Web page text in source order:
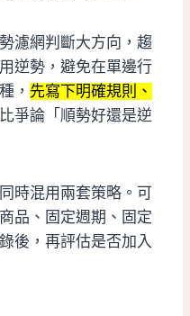
濾網判斷大方向，趨
逆勢，避免在單邊行
， 先寫下明確規則、
比爭論「順勢好還是逆
時混用兩套策略。可
品、固定週期、固定
後，再評估是否加入